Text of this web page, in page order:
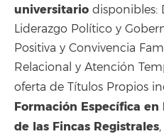
universitario disponibles:
Liderazgo Político y
Positiva y Convivencia
Relacional y Atención
oferta de Títulos Propios
Formación Específica
de las Fincas Registrales